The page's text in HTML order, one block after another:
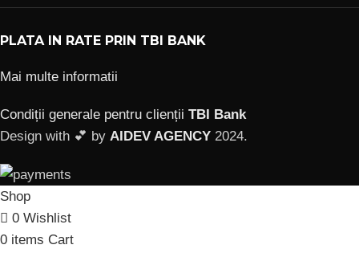
PLATA IN RATE PRIN TBI BANK
Mai multe informatii
Condiții generale pentru clienții TBI Bank
Design with 💕 by AIDEV AGENCY 2024.
Shop
0 Wishlist
0 items Cart